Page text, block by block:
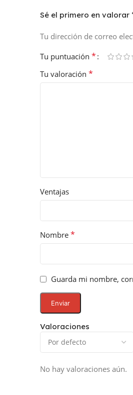
Valoraciones
No hay valoraciones aún.
Sé el primero en valorar
Tu dirección de correo
Tu puntuación *
Tu valoración *
Ventajas
Nombre *
Guarda mi nombre,